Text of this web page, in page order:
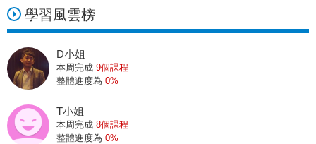
學習風雲榜
D小姐
本周完成 9個課程
整體進度為 0%
T小姐
本周完成 8個課程
整體進度為 0%
7小姐
正在上 第三堂：訂定交易的週期
40天前
I小姐
正在上 第三堂：訂定交易的週期
22天前
仙小姐
正在上 【獵股快手PC版】操作小技巧！